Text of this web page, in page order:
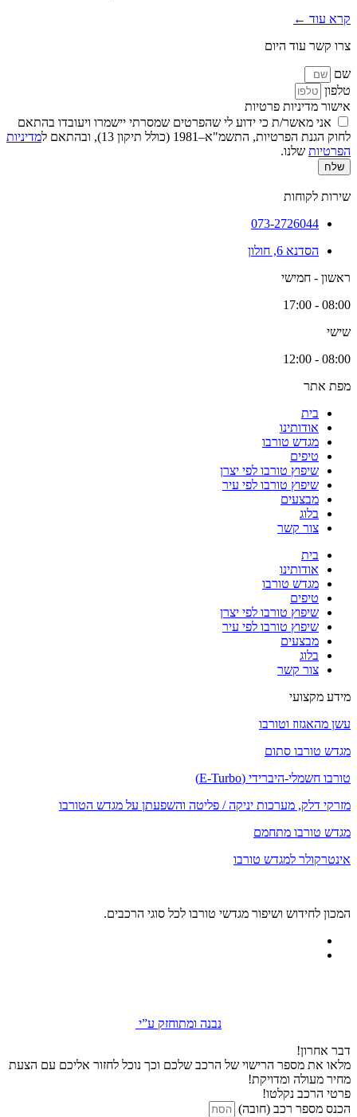
קרא עוד ←
צרו קשר עוד היום
שם
טלפון
אישור מדיניות פרטיות
אני מאשר/ת כי ידוע לי שהפרטים שמסרתי יישמרו ויעובדו בהתאם
לחוק הגנת הפרטיות, התשמ"א–1981 (כולל תיקון 13), ובהתאם ל
מדיניות
הפרטיות שלנו.
שלח
שירות לקוחות
073-2726044
הסדנא 6, חולון
ראשון - חמישי
08:00 - 17:00
שישי
08:00 - 12:00
מפת אתר
בית
אודותינו
מגדש טורבו
טיפים
שיפוץ טורבו לפי יצרן
שיפוץ טורבו לפי עיר
מבצעים
בלוג
צור קשר
בית
אודותינו
מגדש טורבו
טיפים
שיפוץ טורבו לפי יצרן
שיפוץ טורבו לפי עיר
מבצעים
בלוג
צור קשר
מידע מקצועי
עשן מהאגזוז וטורבו
מגדש טורבו סתום
טורבו חשמלי-היברידי (E-Turbo)
מזרקי דלק, מערכות יניקה / פליטה והשפעתן על מגדש הטורבו
מגדש טורבו מתחמם
אינטרקולר למגדש טורבו
המכון לחידוש ושיפור מגדשי טורבו לכל סוגי הרכבים.
נבנה ומתוחזק ע”י
דבר אחרון!
מלאו את מספר הרישוי של הרכב שלכם וכך נוכל לחזור אליכם עם הצעת
מחיר מעולה ומדויקת!
פרטי הרכב נקלטו!
הכנס מספר רכב (חובה)